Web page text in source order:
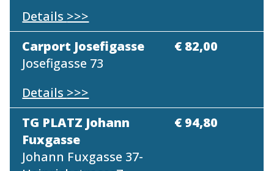
Details >>>
Carport Josefigasse
Josefigasse 73
Details >>>
€ 82,00
TG PLATZ Johann
Fuxgasse
Johann Fuxgasse 37-
€ 94,80